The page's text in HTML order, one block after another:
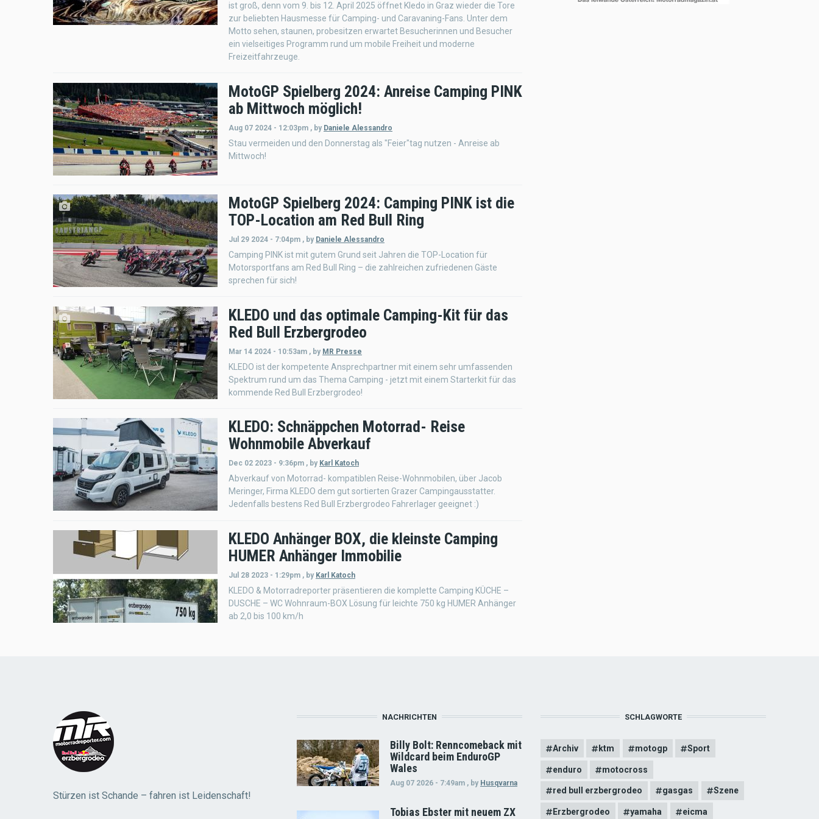
ist groß, denn vom 9. bis 12. April 2025 öffnet Kledo in Graz wieder die Tore
zur beliebten Hausmesse für Camping- und Caravaning-Fans. Unter dem
Motto sehen, staunen, probesitzen erwartet Besucherinnen und Besucher
ein vielseitiges Programm rund um mobile Freiheit und moderne
Freizeitfahrzeuge.
MotoGP Spielberg 2024: Anreise Camping PINK
ab Mittwoch möglich!
Aug 07 2024 - 12:03pm , by Daniele Alessandro
Stau vermeiden und den Donnerstag als "Feier"tag nutzen - Anreise ab
Mittwoch!
MotoGP Spielberg 2024: Camping PINK ist die
TOP-Location am Red Bull Ring
Jul 29 2024 - 7:04pm , by Daniele Alessandro
Camping PINK ist mit gutem Grund seit Jahren die TOP-Location für
Motorsportfans am Red Bull Ring – die zahlreichen zufriedenen Gäste
sprechen für sich!
KLEDO und das optimale Camping-Kit für das
Red Bull Erzbergrodeo
Mar 14 2024 - 10:53am , by MR Presse
KLEDO ist der kompetente Ansprechpartner mit einem sehr umfassenden
Spektrum rund um das Thema Camping - jetzt mit einem Starterkit für das
kommende Red Bull Erzbergrodeo!
KLEDO: Schnäppchen Motorrad- Reise
Wohnmobile Abverkauf
Dec 02 2023 - 9:36pm , by Karl Katoch
Abverkauf von Motorrad- kompatiblen Reise-Wohnmobilen, über Jacob
Meringer, Firma KLEDO dem gut sortierten Grazer Campingausstatter.
Jedenfalls bestens Red Bull Erzbergrodeo Fahrerlager geeignet :)
KLEDO Anhänger BOX, die kleinste Camping
HUMER Anhänger Immobilie
Jul 28 2023 - 1:29pm , by Karl Katoch
KLEDO & Motorradreporter präsentieren die komplette Camping KÜCHE –
DUSCHE – WC Wohnraum-BOX Lösung für leichte 750 kg HUMER Anhänger
ab 2,0 bis 100 km/h
Stürzen ist Schande – fahren ist Leidenschaft!
NACHRICHTEN
Billy Bolt: Renncomeback mit
Wildcard beim EnduroGP
Wales
Aug 07 2026 - 7:49am , by Husqvarna
Tobias Ebster mit neuem ZX
SCHLAGWORTE
Archiv ktm motogp Sport
enduro motocross
red bull erzbergrodeo gasgas Szene
Erzbergrodeo yamaha eicma